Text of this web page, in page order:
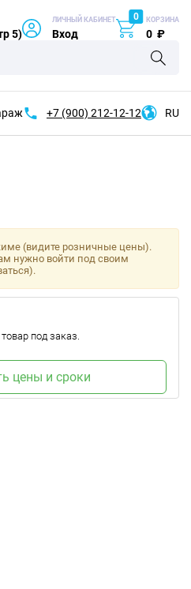
5)
ЛИЧНЫЙ КАБИНЕТ
Вход
0 КОРЗИНА
0 ₽
+7 (900) 212-12-12 RU
(видите розничные цены).
нужно войти под своим
под заказ.
цены и сроки